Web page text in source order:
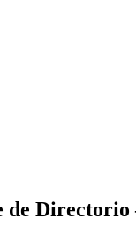
de Directorio